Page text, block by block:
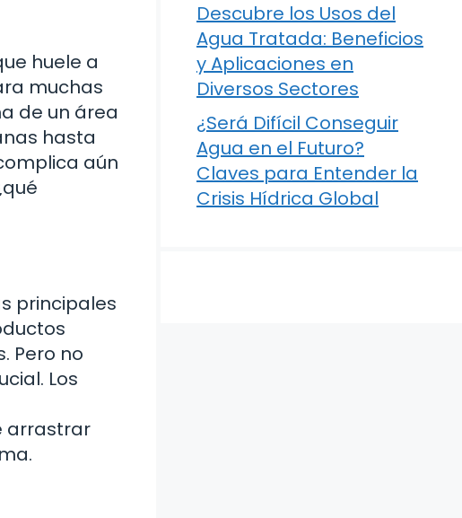
huele a
muchas
de un área
hasta
aún
principales
Pero no
Los
arrastrar
Descubre los Usos del
Agua Tratada: Beneficios
y Aplicaciones en
Diversos Sectores
¿Será Difícil Conseguir
Agua en el Futuro?
Claves para Entender la
Crisis Hídrica Global